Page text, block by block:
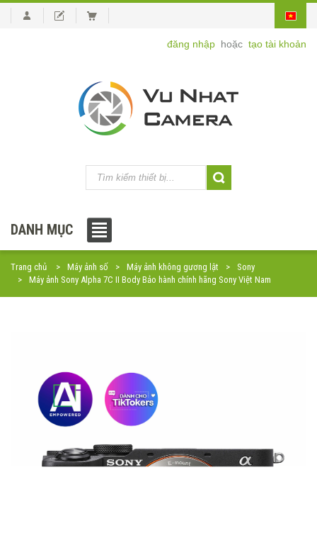
đăng nhập hoặc tạo tài khoản
DANH MỤC
Trang chủ Máy ảnh số Máy ảnh không gương lật
Sony
Máy ảnh Sony Alpha 7C II Body Bảo hành chính hãng Sony Việt Nam